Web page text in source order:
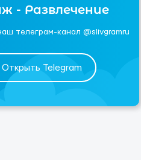
- Развлечение
телеграм-канал @slivgramru
Открыть Telegram